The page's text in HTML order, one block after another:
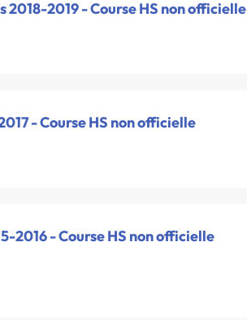
2018-2019 - Course HS non officielle
- Course HS non officielle
2016 - Course HS non officielle